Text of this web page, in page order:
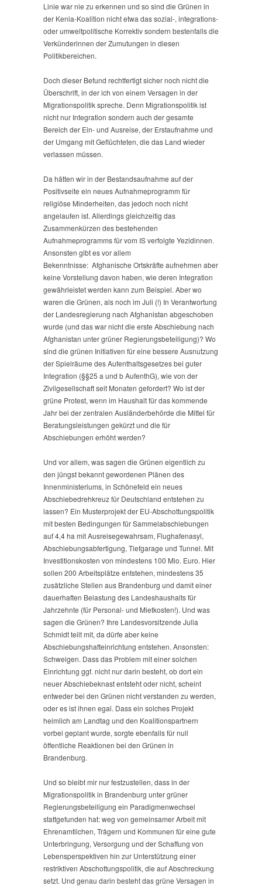
Linie war nie zu erkennen und so sind die Grünen in
der Kenia-Koalition nicht etwa das sozial-, integrations-
oder umweltpolitische Korrektiv sondern bestenfalls die
Verkünderinnen der Zumutungen in diesen
Politikbereichen.
Doch dieser Befund rechtfertigt sicher noch nicht die
Überschrift, in der ich von einem Versagen in der
Migrationspolitik spreche. Denn Migrationspolitik ist
nicht nur Integration sondern auch der gesamte
Bereich der Ein- und Ausreise, der Erstaufnahme und
der Umgang mit Geflüchteten, die das Land wieder
verlassen müssen.
Da hätten wir in der Bestandsaufnahme auf der
Positivseite ein neues Aufnahmeprogramm für
religiöse Minderheiten, das jedoch noch nicht
angelaufen ist. Allerdings gleichzeitig das
Zusammenkürzen des bestehenden
Aufnahmeprogramms für vom IS verfolgte Yezidinnen.
Ansonsten gibt es vor allem
Bekenntnisse: Afghanische Ortskräfte aufnehmen aber
keine Vorstellung davon haben, wie deren Integration
gewährleistet werden kann zum Beispiel. Aber wo
waren die Grünen, als noch im Juli (!) In Verantwortung
der Landesregierung nach Afghanistan abgeschoben
wurde (und das war nicht die erste Abschiebung nach
Afghanistan unter grüner Regierungsbeteiligung)? Wo
sind die grünen Initiativen für eine bessere Ausnutzung
der Spielräume des Aufenthaltsgesetzes bei guter
Integration (§§25 a und b AufenthG), wie von der
Zivilgesellschaft seit Monaten gefordert? Wo ist der
grüne Protest, wenn im Haushalt für das kommende
Jahr bei der zentralen Ausländerbehörde die Mittel für
Beratungsleistungen gekürzt und die für
Abschiebungen erhöht werden?
Und vor allem, was sagen die Grünen eigentlich zu
den jüngst bekannt gewordenen Plänen des
Innenministeriums, in Schönefeld ein neues
Abschiebedrehkreuz für Deutschland entstehen zu
lassen? Ein Musterprojekt der EU-Abschottungspolitik
mit besten Bedingungen für Sammelabschiebungen
auf 4,4 ha mit Ausreisegewahrsam, Flughafenasyl,
Abschiebungsabfertigung, Tiefgarage und Tunnel. Mit
Investitionskosten von mindestens 100 Mio. Euro. Hier
sollen 200 Arbeitsplätze entstehen, mindestens 35
zusätzliche Stellen aus Brandenburg und damit einer
dauerhaften Belastung des Landeshaushalts für
Jahrzehnte (für Personal- und Mietkosten!). Und was
sagen die Grünen? Ihre Landesvorsitzende Julia
Schmidt teilt mit, da dürfe aber keine
Abschiebungshafteinrichtung entstehen. Ansonsten:
Schweigen. Dass das Problem mit einer solchen
Einrichtung ggf. nicht nur darin besteht, ob dort ein
neuer Abschiebeknast entsteht oder nicht, scheint
entweder bei den Grünen nicht verstanden zu werden,
oder es ist ihnen egal. Dass ein solches Projekt
heimlich am Landtag und den Koalitionspartnern
vorbei geplant wurde, sorgte ebenfalls für null
öffentliche Reaktionen bei den Grünen in
Brandenburg.
Und so bleibt mir nur festzustellen, dass in der
Migrationspolitik in Brandenburg unter grüner
Regierungsbeteiligung ein Paradigmenwechsel
stattgefunden hat: weg von gemeinsamer Arbeit mit
Ehrenamtlichen, Trägern und Kommunen für eine gute
Unterbringung, Versorgung und der Schaffung von
Lebensperspektiven hin zur Unterstützung einer
restriktiven Abschottungspolitik, die auf Abschreckung
setzt. Und genau darin besteht das grüne Versagen in